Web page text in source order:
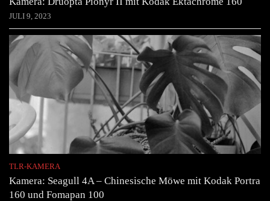
JULI 9, 2023
TLR-KAMERA
Kamera: Seagull 4A – Chinesische Möwe mit Kodak Portra
160 und Fomapan 100